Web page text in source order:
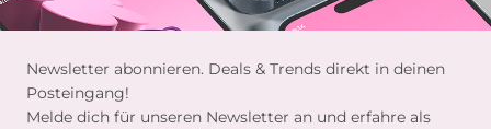
Newsletter abonnieren. Deals & Trends direkt in deinen
Posteingang!
Melde dich für unseren Newsletter an und erfahre als